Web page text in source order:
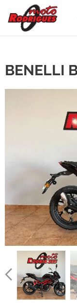
BENELLI